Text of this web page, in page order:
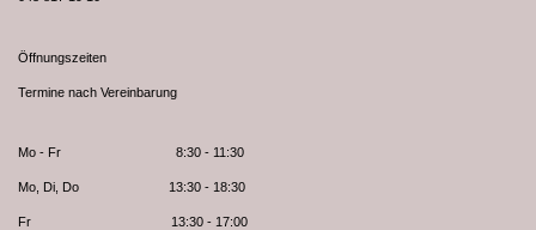
Öffnungszeiten
Termine nach Vereinbarung
Mo - Fr 8:30 - 11:30
Mo, Di, Do 13:30 - 18:30
Fr 13:30 - 17:00